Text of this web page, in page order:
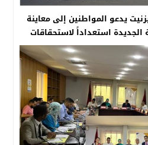
يدعو المواطنين إلى معاينة
الجديدة استعداداً لاستحقاقات
2026